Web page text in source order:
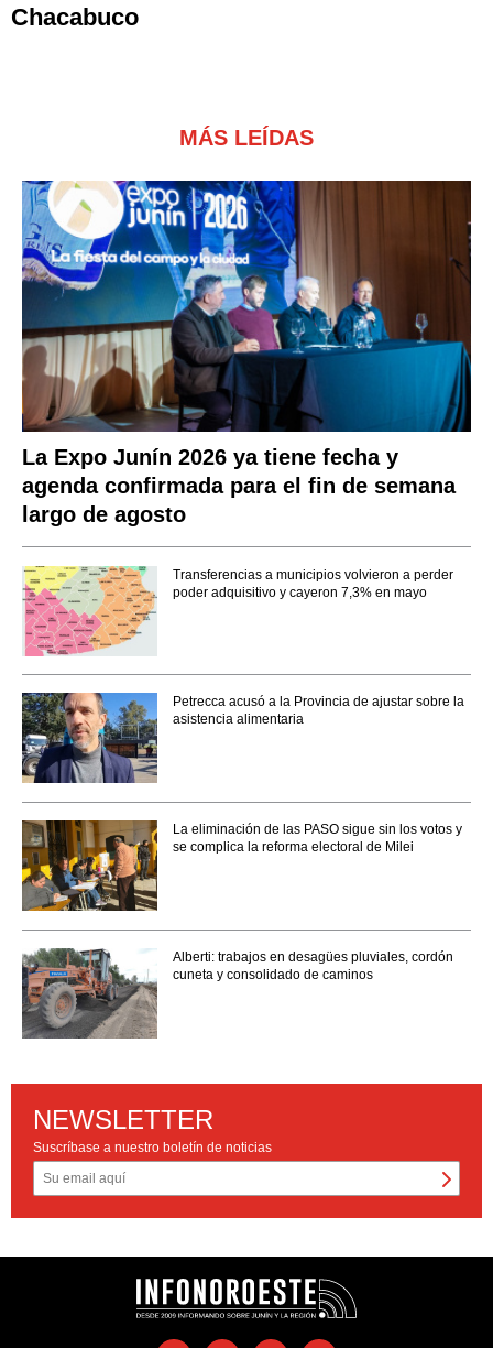
Chacabuco
MÁS LEÍDAS
La Expo Junín 2026 ya tiene fecha y
agenda confirmada para el fin de semana
largo de agosto
Transferencias a municipios volvieron a perder
poder adquisitivo y cayeron 7,3% en mayo
Petrecca acusó a la Provincia de ajustar sobre la
asistencia alimentaria
La eliminación de las PASO sigue sin los votos y
se complica la reforma electoral de Milei
Alberti: trabajos en desagües pluviales, cordón
cuneta y consolidado de caminos
NEWSLETTER
Suscríbase a nuestro boletín de noticias